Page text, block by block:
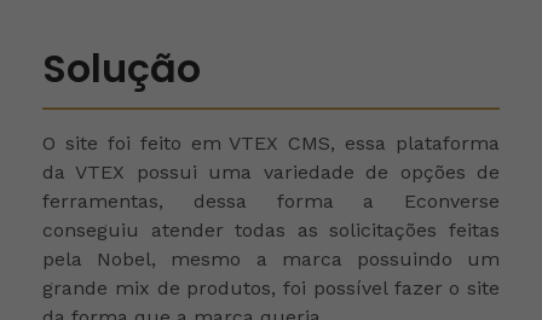
Solução
O site foi feito em VTEX CMS, essa plataforma
da VTEX possui uma variedade de opções de
ferramentas, dessa forma a Econverse
conseguiu atender todas as solicitações feitas
pela Nobel, mesmo a marca possuindo um
grande mix de produtos, foi possível fazer o site